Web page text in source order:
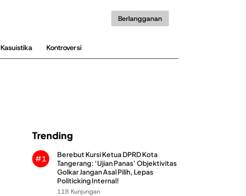
Berlangganan
Kasuistika Kontroversi
Trending
#1
Berebut Kursi Ketua DPRD Kota
Tangerang: ‘Ujian Panas’ Objektivitas
Golkar Jangan Asal Pilih, Lepas
Politicking Internal!
118 Kunjungan